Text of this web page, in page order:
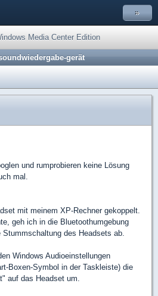
»
Media Center Edition
gerät
und rumprobieren keine Lösung
mal.
mit meinem XP-Rechner gekoppelt.
geh ich in die Bluetoothumgebung
des Headsets ab.
Windows Audioeinstellungen
Boxen-Symbol in der Taskleiste) die
auf das Headset um.